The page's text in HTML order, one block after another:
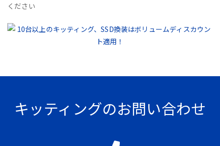
ください
キッティングのお問い合わせ